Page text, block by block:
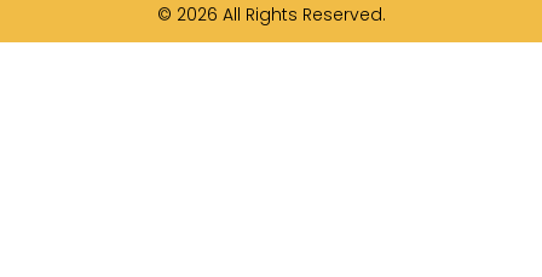
© 2026 All Rights Reserved.